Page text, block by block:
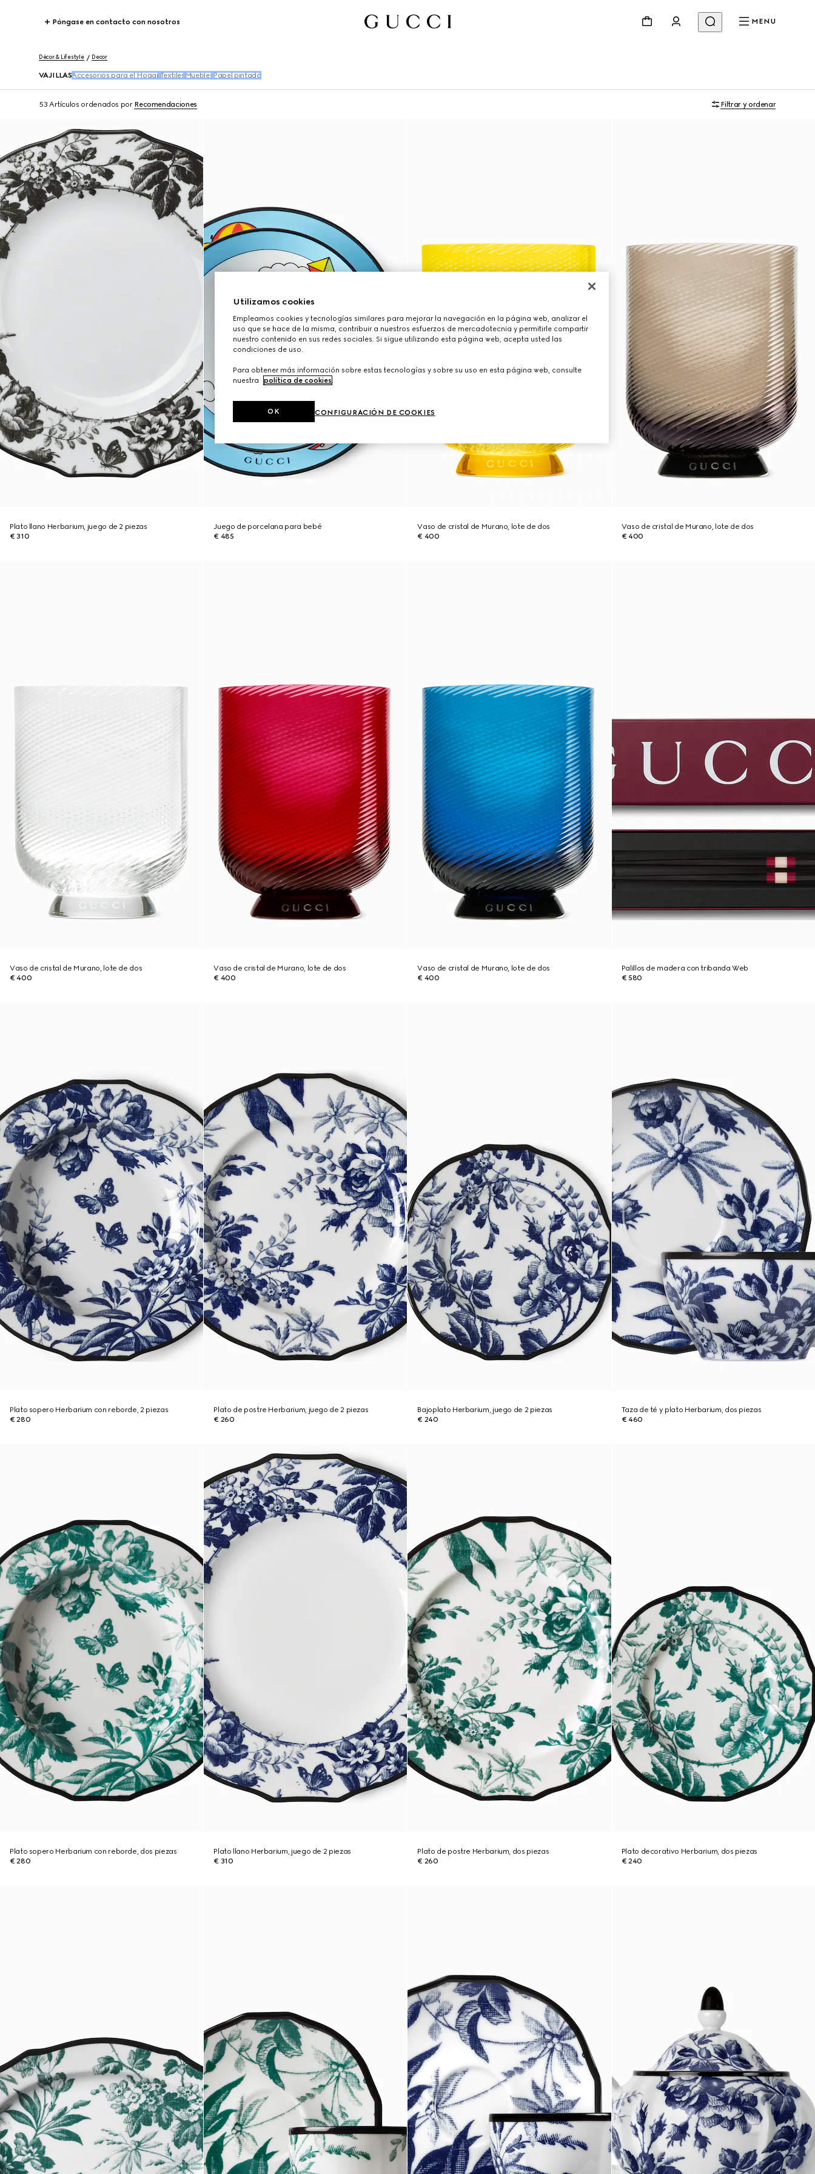
Póngase en contacto con nosotros MENU
Décor & Lifestyle Decor
VAJILLAS Accesorios para el Hogar Textiles Muebles Papel pintado
53 Artículos ordenados por Recomendaciones Filtrar y ordenar
Plato llano Herbarium, juego de 2 piezas
€ 310
Juego de porcelana para bebé
€ 485
Vaso de cristal de Murano, lote de dos
€ 400
Vaso de cristal de Murano, lote de dos
€ 400
Vaso de cristal de Murano, lote de dos
€ 400
Vaso de cristal de Murano, lote de dos
€ 400
Vaso de cristal de Murano, lote de dos
€ 400
Palillos de madera con tribanda Web
€ 580
Plato sopero Herbarium con reborde, 2 piezas
€ 280
Plato de postre Herbarium, juego de 2 piezas
€ 260
Bajoplato Herbarium, juego de 2 piezas
€ 240
Taza de té y plato Herbarium, dos piezas
€ 460
Plato sopero Herbarium con reborde, dos piezas
€ 280
Plato llano Herbarium, juego de 2 piezas
€ 310
Plato de postre Herbarium, dos piezas
€ 260
Plato decorativo Herbarium, dos piezas
€ 240
Utilizamos cookies
Empleamos cookies y tecnologías similares para mejorar la navegación en la página web, analizar el
uso que se hace de la misma, contribuir a nuestros esfuerzos de mercadotecnia y permitirle compartir
nuestro contenido en sus redes sociales. Si sigue utilizando esta página web, acepta usted las
condiciones de uso.
Para obtener más información sobre estas tecnologías y sobre su uso en esta página web, consulte
nuestra
política de cookies.
CONFIGURACIÓN DE COOKIES
OK